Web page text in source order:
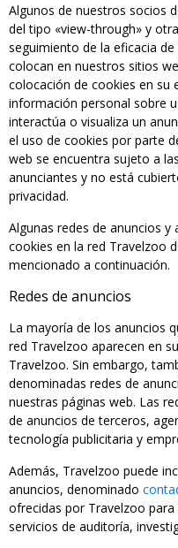
Algunos de nuestros socios
del tipo «view-through» y
seguimiento de la eficacia
colocan en nuestros sitios
colocación de cookies en su
información personal sobre
interactúa o visualiza un
el uso de cookies por parte
web se encuentra sujeto a
anunciantes y no está
privacidad.
Algunas redes de anuncios
cookies en la red Travelzoo
mencionado a continuación.
Redes de anuncios
La mayoría de los anuncios
red Travelzoo aparecen en
Travelzoo. Sin embargo,
denominadas redes de
nuestras páginas web. Las
de anuncios de terceros,
tecnología publicitaria y
Además, Travelzoo puede
anuncios, denominado
ofrecidas por Travelzoo
servicios de auditoría,